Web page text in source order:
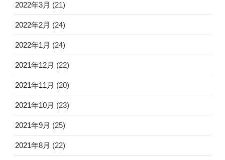
2022年3月 (21)
2022年2月 (24)
2022年1月 (24)
2021年12月 (22)
2021年11月 (20)
2021年10月 (23)
2021年9月 (25)
2021年8月 (22)